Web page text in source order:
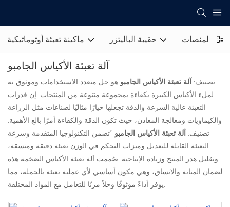
ماكينة تعبئة أوتوماتيكية حقيبة الباليتزر المنصات
آلة تعبئة الأكياس الجامبو
تصنيف: آلة تعبئة الأكياس الجامبو هو حل متعدد الاستخدامات وموثوق به
لملء الأكياس الكبيرة بكفاءة بمجموعة متنوعة من المنتجات. إن قدرات
التعبئة عالية السرعة والدقة تجعلها خيارًا مثاليًا لصناعات مثل الزراعة
والكيماويات ومعالجة المعادن، حيث تكون الدقة والكفاءة أمرًا بالغ الأهمية.
تصنيف: آلة تعبئة الأكياس الجامبو ’تضمن التكنولوجيا المتقدمة وسرعة
التعبئة القابلة للتعديل وميزات التحكم في الوزن تعبئة دقيقة ومتسقة،
وتقليل هدر المنتج وزيادة الإنتاجية. صُممت آلة تعبئة الأكياس الضخمة هذه
لضمان المتانة والاتساق، وهي مكون أساسي لأي عملية تعبئة بالجملة، مما
يوفر أداءً موثوقًا وحلاً مرنًا للتعامل مع المواد المختلفة.